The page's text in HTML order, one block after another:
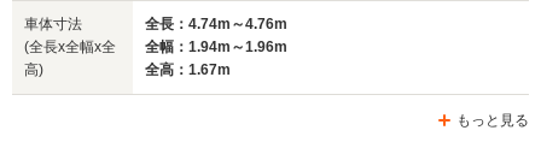
車体寸法
(全長x全幅x全
高)
全長：4.74m～4.76m
全幅：1.94m～1.96m
全高：1.67m
もっと見る